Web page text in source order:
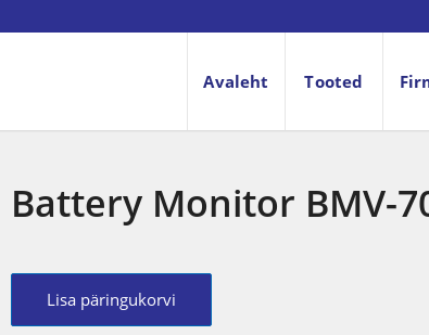
Avaleht Tooted
Battery Monitor BMV-
Lisa päringukorvi